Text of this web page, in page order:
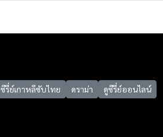
ซีรี่ย์เกาหลีซับไทย ดราม่า
ดูซีรี่ย์ออนไลน์